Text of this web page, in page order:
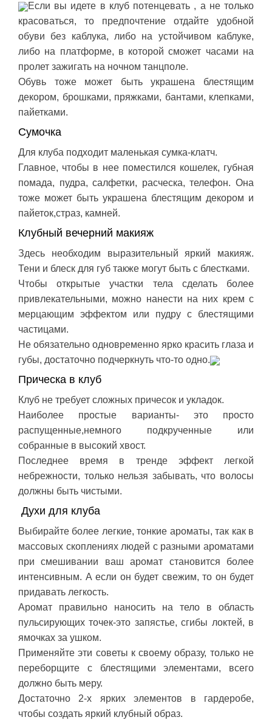
Если вы идете в клуб потенцевать , а не только
красоваться, то предпочтение отдайте удобной
обуви без каблука, либо на устойчивом каблуке,
либо на платформе, в которой сможет часами на
пролет зажигать на ночном танцполе.
Обувь тоже может быть украшена блестящим
декором, брошками, пряжками, бантами, клепками,
пайетками.
Сумочка
Для клуба подходит маленькая сумка-клатч.
Главное, чтобы в нее поместился кошелек, губная
помада, пудра, салфетки, расческа, телефон. Она
тоже может быть украшена блестящим декором и
пайеток,страз, камней.
Клубный вечерний макияж
Здесь необходим выразительный яркий макияж.
Тени и блеск для губ также могут быть с блестками.
Чтобы открытые участки тела сделать более
привлекательными, можно нанести на них крем с
мерцающим эффектом или пудру с блестящими
частицами.
Не обязательно одновременно ярко красить глаза и
губы, достаточно подчеркнуть что-то одно.
Прическа в клуб
Клуб не требует сложных причесок и укладок.
Наиболее простые варианты- это просто
распущенные,немного подкрученные или
собранные в высокий хвост.
Последнее время в тренде эффект легкой
небрежности, только нельзя забывать, что волосы
должны быть чистыми.
Духи для клуба
Выбирайте более легкие, тонкие ароматы, так как в
массовых скоплениях людей с разными ароматами
при смешивании ваш аромат становится более
интенсивным. А если он будет свежим, то он будет
придавать легкость.
Аромат правильно наносить на тело в область
пульсирующих точек-это запястье, сгибы локтей, в
ямочках за ушком.
Применяйте эти советы к своему образу, только не
переборщите с блестящими элементами, всего
должно быть меру.
Достаточно 2-х ярких элементов в гардеробе,
чтобы создать яркий клубный образ.